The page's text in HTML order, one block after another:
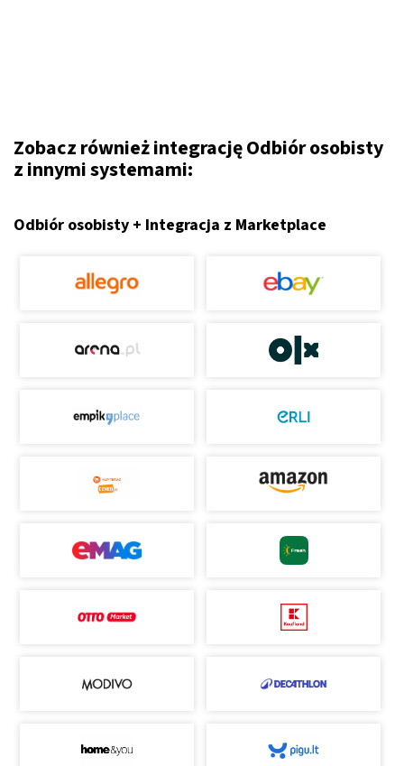
Zobacz również integrację Odbiór osobisty
z innymi systemami:
Odbiór osobisty + Integracja z Marketplace